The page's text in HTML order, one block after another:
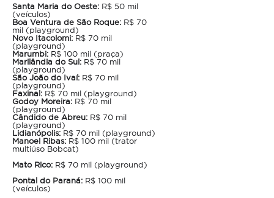
Santa Maria do Oeste: R$ 50 mil
(veículos)
Boa Ventura de São Roque: R$ 70
mil (playground)
Novo Itacolomi: R$ 70 mil
(playground)
Marumbi: R$ 100 mil (praça)
Marilândia do Sul: R$ 70 mil
(playground)
São João do Ivaí: R$ 70 mil
(playground)
Faxinal: R$ 70 mil (playground)
Godoy Moreira: R$ 70 mil
(playground)
Cândido de Abreu: R$ 70 mil
(playground)
Lidianópolis: R$ 70 mil (playground)
Manoel Ribas: R$ 100 mil (trator
multiúso Bobcat)
Mato Rico: R$ 70 mil (playground)
Pontal do Paraná: R$ 100 mil
(veículos)